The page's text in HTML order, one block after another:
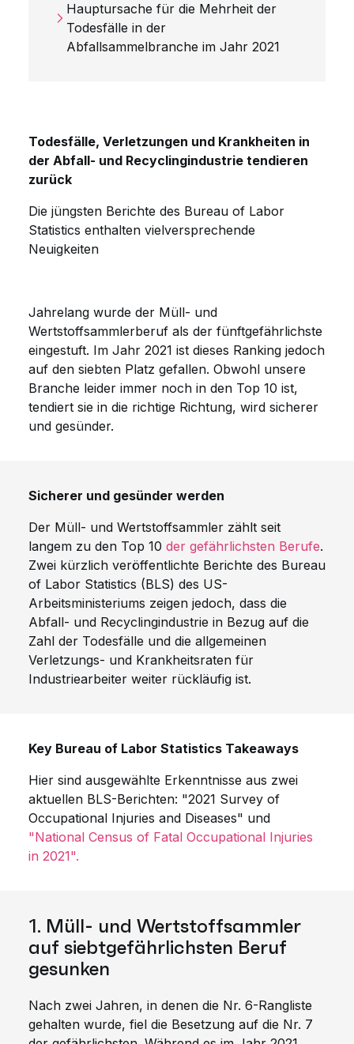
Hauptursache für die Mehrheit der
Todesfälle in der
Abfallsammelbranche im Jahr 2021
Todesfälle, Verletzungen und Krankheiten in
der Abfall- und Recyclingindustrie tendieren
zurück
Die jüngsten Berichte des Bureau of Labor
Statistics enthalten vielversprechende
Neuigkeiten
Jahrelang wurde der Müll- und
Wertstoffsammlerberuf als der fünftgefährlichste
eingestuft. Im Jahr 2021 ist dieses Ranking jedoch
auf den siebten Platz gefallen. Obwohl unsere
Branche leider immer noch in den Top 10 ist,
tendiert sie in die richtige Richtung, wird sicherer
und gesünder.
Sicherer und gesünder werden
Der Müll- und Wertstoffsammler zählt seit
langem zu den Top 10 der gefährlichsten Berufe.
Zwei kürzlich veröffentlichte Berichte des Bureau
of Labor Statistics (BLS) des US-
Arbeitsministeriums zeigen jedoch, dass die
Abfall- und Recyclingindustrie in Bezug auf die
Zahl der Todesfälle und die allgemeinen
Verletzungs- und Krankheitsraten für
Industriearbeiter weiter rückläufig ist.
Key Bureau of Labor Statistics Takeaways
Hier sind ausgewählte Erkenntnisse aus zwei
aktuellen BLS-Berichten: "2021 Survey of
Occupational Injuries and Diseases" und
"National Census of Fatal Occupational Injuries
in 2021".
1. Müll- und Wertstoffsammler
auf siebtgefährlichsten Beruf
gesunken
Nach zwei Jahren, in denen die Nr. 6-Rangliste
gehalten wurde, fiel die Besetzung auf die Nr. 7